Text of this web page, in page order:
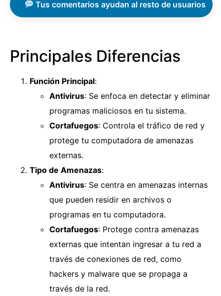
Tus comentarios ayudan al resto de usuarios
Principales Diferencias
Función Principal:
Antivirus: Se enfoca en detectar y eliminar
programas maliciosos en tu sistema.
Cortafuegos: Controla el tráfico de red y
protege tu computadora de amenazas
externas.
Tipo de Amenazas:
Antivirus: Se centra en amenazas internas
que pueden residir en archivos o
programas en tu computadora.
Cortafuegos: Protege contra amenazas
externas que intentan ingresar a tu red a
través de conexiones de red, como
hackers y malware que se propaga a
través de la red.